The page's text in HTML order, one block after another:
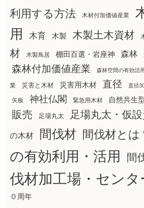
利用する方法
木材付加価値産業
用
木育 木製 木製土木資材
材
木製鳥居 棚田百選・岩座神 森林
森林付加価値産業 森林空間の有効活
業 災害と木材 災害用木材 直径 直径
矢板 神社仏閣 緊急用木材 自然共生
販売 足場丸太 足場丸太・仮
の木材 間伐材 間伐材とは
の有効利用・活用
間
伐材加工場・センタ
０周年